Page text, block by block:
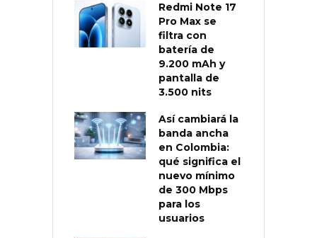
Redmi Note 17
Pro Max se
filtra con
batería de
9.200 mAh y
pantalla de
3.500 nits
Así cambiará la
banda ancha
en Colombia:
qué significa el
nuevo mínimo
de 300 Mbps
para los
usuarios